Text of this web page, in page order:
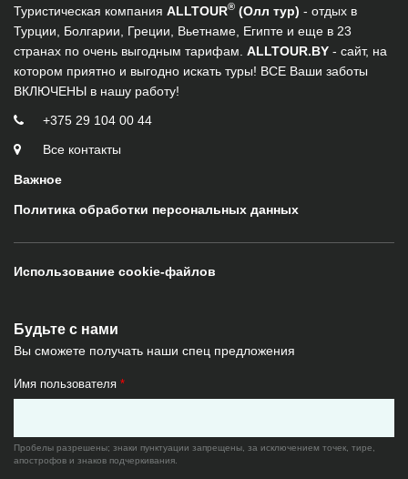
Туристическая компания ALLTOUR® (Олл тур) - отдых в
Турции, Болгарии, Греции, Вьетнаме, Египте и еще в 23
странах по очень выгодным тарифам. ALLTOUR.BY - сайт, на
котором приятно и выгодно искать туры! ВСЕ Ваши заботы
ВКЛЮЧЕНЫ в нашу работу!
+375 29 104 00 44
Все контакты
Важное
Политика обработки персональных данных
Использование cookie-файлов
Будьте с нами
Вы сможете получать наши спец предложения
Имя пользователя *
Пробелы разрешены; знаки пунктуации запрещены, за исключением точек, тире,
апострофов и знаков подчеркивания.